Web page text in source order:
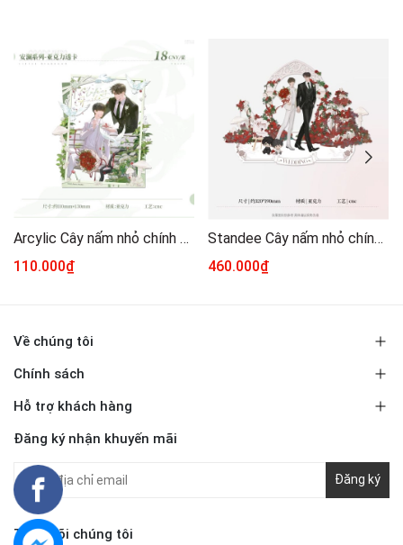
Arcylic Cây nấm nhỏ chính hãng mẫu 5
110.000₫
Standee Cây nấm nhỏ chính hãng 32
460.000₫
Về chúng tôi
Chính sách
Hỗ trợ khách hàng
Đăng ký nhận khuyến mãi
Đăng ký
Theo dõi chúng tôi